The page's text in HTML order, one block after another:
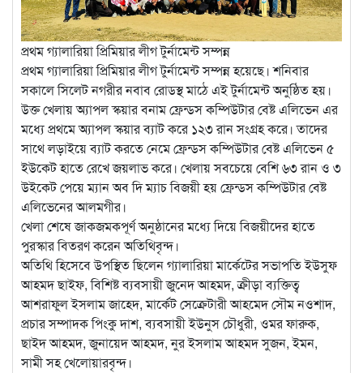
প্রথম গ্যালারিয়া প্রিমিয়ার লীগ টুর্নামেন্ট সম্পন্ন
প্রথম গ্যালারিয়া প্রিমিয়ার লীগ টুর্নামেন্ট সম্পন্ন হয়েছে। শনিবার
সকালে সিলেট নগরীর নবাব রোডস্থ মাঠে এই টুর্নামেন্ট অনুষ্ঠিত হয়।
উক্ত খেলায় অ্যাপল স্কয়ার বনাম ফ্রেন্ডস কম্পিউটার বেষ্ট এলিভেন এর
মধ্যে প্রথমে অ্যাপল স্কয়ার ব্যাট করে ১২৩ রান সংগ্রহ করে। তাদের
সাথে লড়াইয়ে ব্যাট করতে নেমে ফ্রেন্ডস কম্পিউটার বেষ্ট এলিভেন ৫
ইউকেট হাতে রেখে জয়লাভ করে। খেলায় সবচেয়ে বেশি ৬৩ রান ও ৩
উইকেট পেয়ে ম্যান অব দি ম্যাচ বিজয়ী হয় ফ্রেন্ডস কম্পিউটার বেষ্ট
এলিভেনের আলমগীর।
খেলা শেষে জাকজমকপূর্ণ অনুষ্ঠানের মধ্যে দিয়ে বিজয়ীদের হাতে
পুরস্কার বিতরণ করেন অতিথিবৃন্দ।
অতিথি হিসেবে উপস্থিত ছিলেন গ্যালারিয়া মার্কেটের সভাপতি ইউসুফ
আহমদ ছাইফ, বিশিষ্ট ব্যবসায়ী জুনেদ আহমদ, ক্রীড়া ব্যক্তিত্ব
আশরাফুল ইসলাম জাহেদ, মার্কেট সেক্রেটারী আহমেদ সৌম নওশাদ,
প্রচার সম্পাদক পিংকু দাশ, ব্যবসায়ী ইউনুস চৌধুরী, ওমর ফারুক,
ছাইদ আহমদ, জুনায়েদ আহমদ, নুর ইসলাম আহমদ সুজন, ইমন,
সামী সহ খেলোয়ারবৃন্দ।